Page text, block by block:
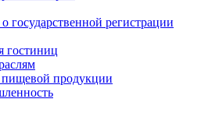
государственной регистрации
гостиниц
продукции